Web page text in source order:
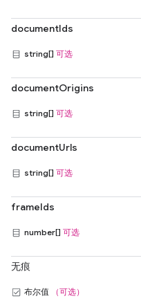
documentIds
string[] 可选
documentOrigins
string[] 可选
documentUrls
string[] 可选
frameIds
number[] 可选
无痕
布尔值 （可选）